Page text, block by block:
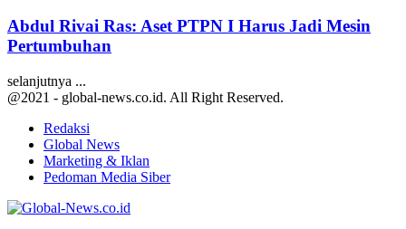
Abdul Rivai Ras: Aset PTPN I Harus Jadi Mesin
Pertumbuhan
selanjutnya ...
@2021 - global-news.co.id. All Right Reserved.
Redaksi
Global News
Marketing & Iklan
Pedoman Media Siber